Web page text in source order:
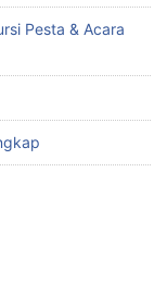
Pesta & Acara